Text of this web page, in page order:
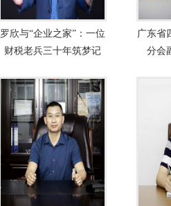
罗欣与“企业之家”：一位
财税老兵三十年筑梦记
广东省
分会